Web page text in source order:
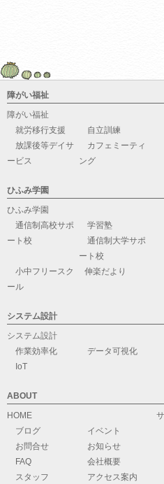
障がい福祉
障がい福祉
就労移行支援
自立訓練
放課後等デイサ
ービス
カフェミーティ
ング
ひふみ学園
ひふみ学園
通信制高校サポ
ート校
学習塾
通信制大学サポ
ート校
小中フリースク
ール
伸楽だより
システム設計
システム設計
作業効率化
データ可視化
IoT
ABOUT
HOME
ブログ
イベント
お問合せ
お知らせ
FAQ
会社概要
スタッフ
アクセス案内